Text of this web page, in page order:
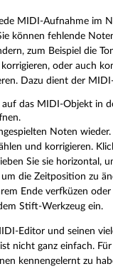
MIDI-Aufnahme im
können fehlende
zum Beispiel die
oder auch
Dazu dient der
auf das MIDI-Objekt in
Noten
und korrigieren.
Sie sie horizontal,
die Zeitposition zu
Ende verfküzen
Stift-Werkzeug ein.
Editor und seinen
nicht ganz einfach.
kennengelernt zu